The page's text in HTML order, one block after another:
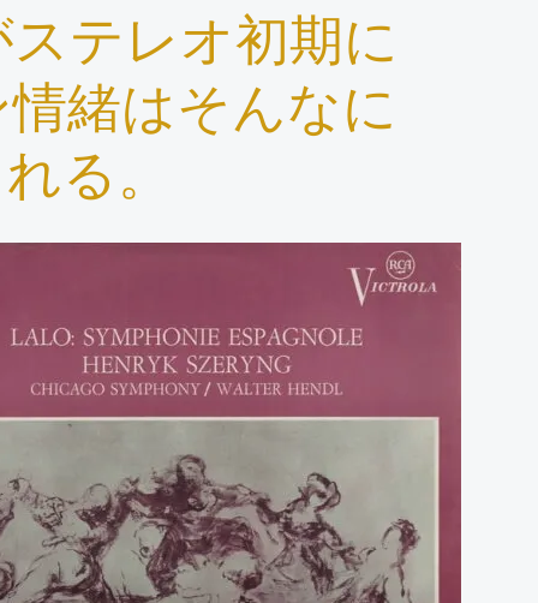
テレオ初期に
緒はそんなに
る。